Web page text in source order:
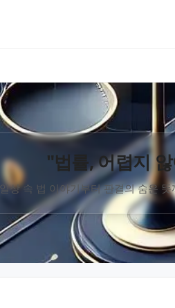
"법률, 어렵지
일상 속 법 이야기부터 판결의 숨은